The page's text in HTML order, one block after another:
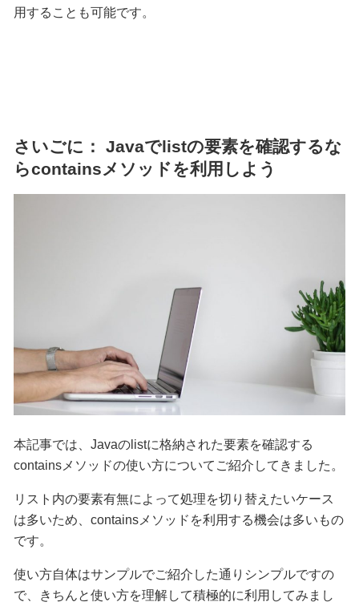
用することも可能です。
さいごに： Javaでlistの要素を確認するな
らcontainsメソッドを利用しよう
本記事では、Javaのlistに格納された要素を確認する
containsメソッドの使い方についてご紹介してきました。
リスト内の要素有無によって処理を切り替えたいケース
は多いため、containsメソッドを利用する機会は多いもの
です。
使い方自体はサンプルでご紹介した通りシンプルですの
で、きちんと使い方を理解して積極的に利用してみまし